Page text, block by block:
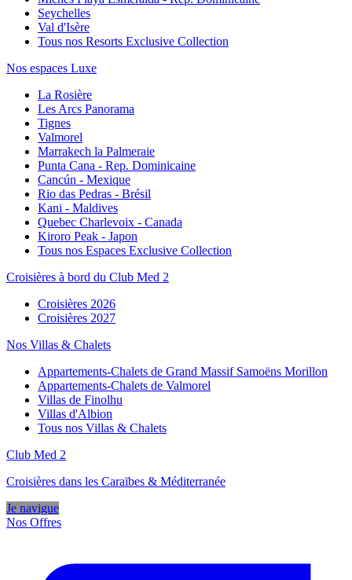
Seychelles
Val d'Isère
Tous nos Resorts Exclusive Collection
Nos espaces Luxe
La Rosière
Les Arcs Panorama
Tignes
Valmorel
Marrakech la Palmeraie
Punta Cana - Rep. Dominicaine
Cancún - Mexique
Rio das Pedras - Brésil
Kani - Maldives
Quebec Charlevoix - Canada
Kiroro Peak - Japon
Tous nos Espaces Exclusive Collection
Croisières à bord du Club Med 2
Croisières 2026
Croisières 2027
Nos Villas & Chalets
Appartements-Chalets de Grand Massif Samoëns Morillon
Appartements-Chalets de Valmorel
Villas de Finolhu
Villas d'Albion
Tous nos Villas & Chalets
Club Med 2
Croisières dans les Caraïbes & Méditerranée
Je navigue
Nos Offres